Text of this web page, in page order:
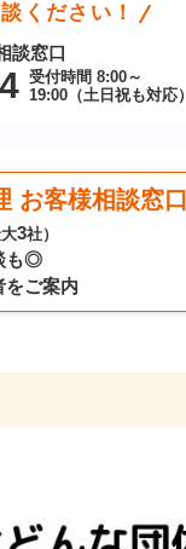
ください！
談窓口
受付時間 8:00～
19:00（土日祝も対応）
お客様相談窓口
大3社）
も◎
をご案内